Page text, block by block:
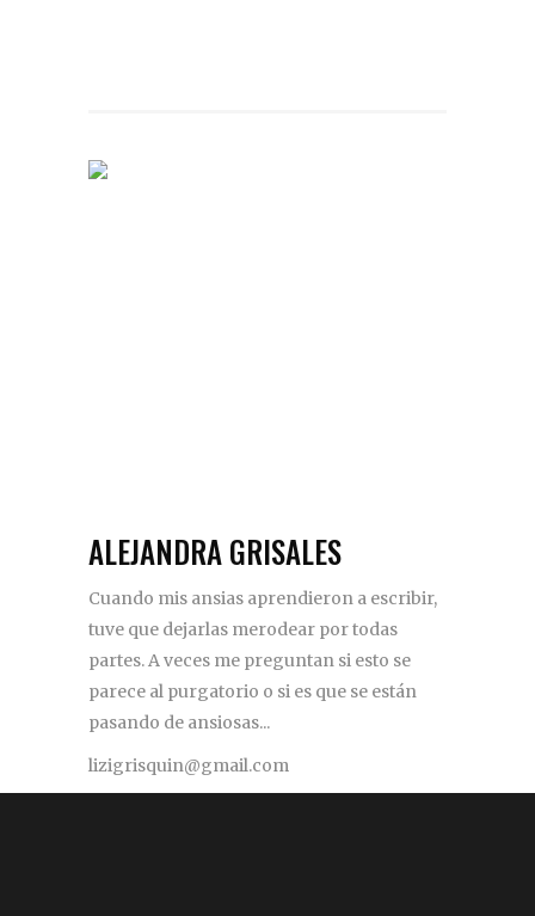
ALEJANDRA GRISALES
Cuando mis ansias aprendieron a escribir,
tuve que dejarlas merodear por todas
partes. A veces me preguntan si esto se
parece al purgatorio o si es que se están
pasando de ansiosas...
lizigrisquin@gmail.com